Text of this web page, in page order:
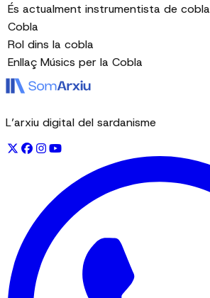
És actualment instrumentista de cobla
Cobla
Rol dins la cobla
Enllaç Músics per la Cobla
L’arxiu digital del sardanisme